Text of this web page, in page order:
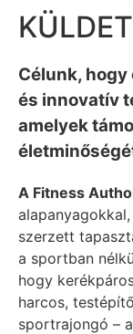
Célunk,
és innovatív
amelyek
A Fitness
szerzett
a sportban
hogy
harcos,
sportrajongó –